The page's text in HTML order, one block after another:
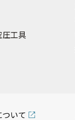
圧工具
ついて